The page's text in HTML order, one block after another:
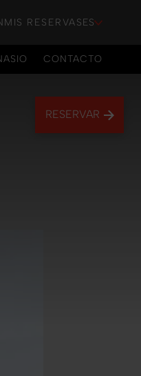
MIS RESERVASES
CONTACTO
CONTACTO
RESERVAR